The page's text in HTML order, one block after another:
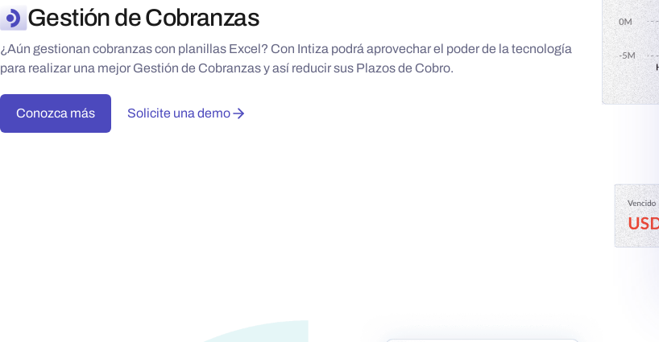
Gestión de Cobranzas
¿Aún gestionan cobranzas con planillas Excel? Con Intiza podrá aprovechar el poder de la tecnología
para realizar una mejor Gestión de Cobranzas y así reducir sus Plazos de Cobro.
Conozca más Solicite una demo